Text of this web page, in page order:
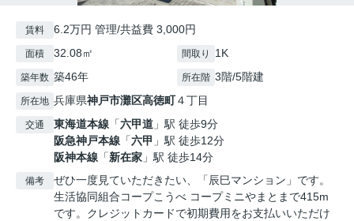
賃料 6.2万円 管理/共益費 3,000円
面積 32.08㎡ 間取り 1K
築年数 築46年 所在階 3階/5階建
所在地 兵庫県神戸市灘区高徳町４丁目
交通 東海道本線 「六甲道 」駅 徒歩9分
阪急神戸本線 「六甲 」駅 徒歩12分
阪神本線 「新在家 」駅 徒歩14分
備考
ぜひ一度見ていただきたい、「辰巳マンション」です。
生活協同組合コープこうべ コープミニやまとまで415m
です。クレジットカードで初期費用をお支払いいただけ